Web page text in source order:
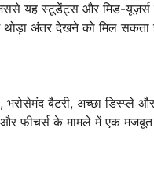
यह स्टूडेंट्स और मिड-यूज़र्स
अंतर देखने को मिल सकता
बैटरी, अच्छा डिस्प्ले
के मामले में एक मजबूत